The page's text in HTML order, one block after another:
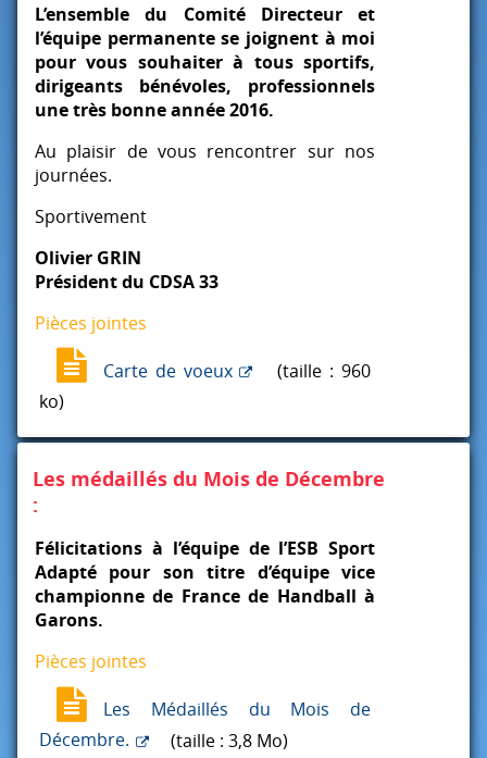
L’ensemble du Comité Directeur et
l’équipe permanente se joignent à moi
pour vous souhaiter à tous sportifs,
dirigeants bénévoles, professionnels
une très bonne année 2016.
Au plaisir de vous rencontrer sur nos
journées.
Sportivement
Olivier GRIN
Président du CDSA33
Pièces jointes
Carte de voeux
(taille : 960
ko)
Les médaillés du Mois de Décembre
:
Félicitations à l’équipe de l’ESB Sport
Adapté pour son titre d’équipe vice
championne de France de Handball à
Garons.
Pièces jointes
Les Médaillés du Mois de
Décembre.
(taille : 3,8 Mo)